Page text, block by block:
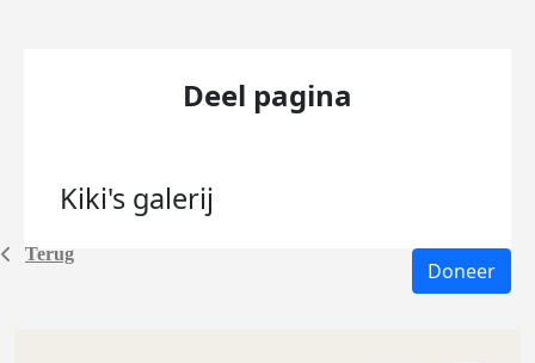
Terug
Deel pagina
Kiki's galerij
Doneer